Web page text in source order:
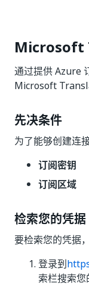
Microsoft
通过提供 Azure
Microsoft
先决条件
为了能够创建连
订阅密钥
订阅区域
检索您的凭据
要检索您的凭据
登录到
索栏搜索您